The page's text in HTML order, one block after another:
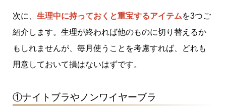
次に、 生理中に持っておくと重宝するアイテムを3つご
紹介します。生理が終われば他のものに切り替えるか
もしれませんが、毎月使うことを考慮すれば、どれも
用意しておいて損はないはずです。
①ナイトブラやノンワイヤーブラ